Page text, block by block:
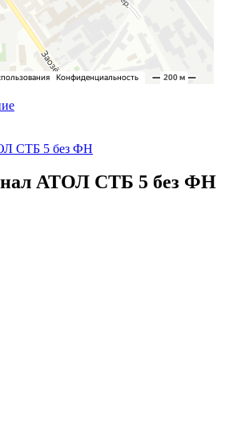
СТБ 5 без ФН
АТОЛ СТБ 5 без ФН